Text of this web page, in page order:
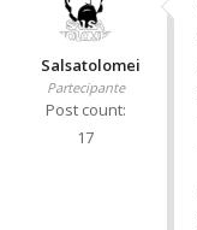
Salsatolomei
Partecipante
Post count:
17